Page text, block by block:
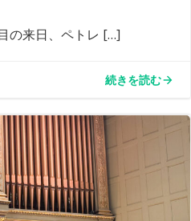
の来日、ペトレ […]
続きを読む